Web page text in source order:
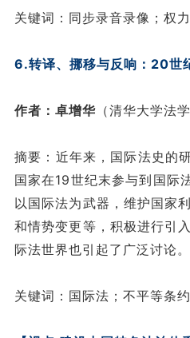
关键词：同步录音录像；权
6.转译、挪移与反响：20世
作者：卓增华 （清华大学法
摘要：近年来，国际法史的
国家在19世纪末参与到国际
以国际法为武器，维护国家
和情势变更等，积极进行引
际法世界也引起了广泛讨论
关键词：国际法；不平等条